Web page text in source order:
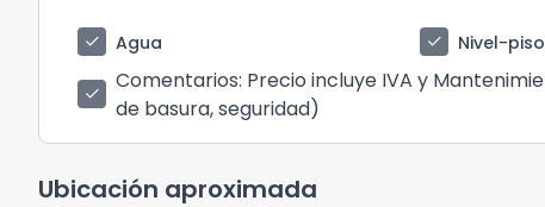
check Agua check Nivel-piso
check Comentarios: Precio incluye IVA y
de basura, seguridad)
Ubicación aproximada